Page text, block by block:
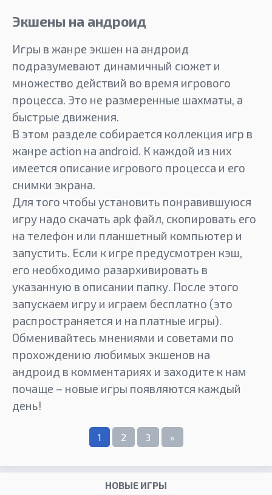
Экшены на андроид
Игры в жанре экшен на андроид
подразумевают динамичный сюжет и
множество действий во время игрового
процесса. Это не размеренные шахматы, а
быстрые движения.
В этом разделе собирается коллекция игр в
жанре action на android. К каждой из них
имеется описание игрового процесса и его
снимки экрана.
Для того чтобы установить понравившуюся
игру надо скачать apk файл, скопировать его
на телефон или планшетный компьютер и
запустить. Если к игре предусмотрен кэш,
его необходимо разархивировать в
указанную в описании папку. После этого
запускаем игру и играем бесплатно (это
распространяется и на платные игры).
Обменивайтесь мнениями и советами по
прохождению любимых экшенов на
андроид в комментариях и заходите к нам
почаще – новые игры появляются каждый
день!
1 2 3 »
НОВЫЕ ИГРЫ